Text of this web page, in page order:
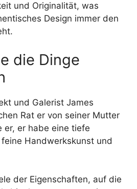
und Originalität, was
Design immer den
die Dinge
und Galerist James
Rat er von seiner Mutter
er, er habe eine tiefe
Handwerkskunst und
der Eigenschaften, auf die